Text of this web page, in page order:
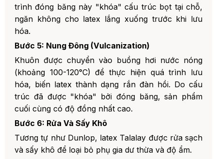
trình đóng băng này "khóa" cấu trúc bọt tại chỗ,
ngăn không cho latex lắng xuống trước khi lưu
hóa.
Bước 5: Nung Đông (Vulcanization)
Khuôn được chuyển vào buồng hơi nước nóng
(khoảng 100-120°C) để thực hiện quá trình lưu
hóa, biến latex thành dạng rắn đàn hồi. Do cấu
trúc đã được "khóa" bởi đóng băng, sản phẩm
cuối cùng có độ đồng nhất cao.
Bước 6: Rửa Và Sấy Khô
Tương tự như Dunlop, latex Talalay được rửa sạch
và sấy khô để loại bỏ phụ gia dư thừa và độ ẩm.